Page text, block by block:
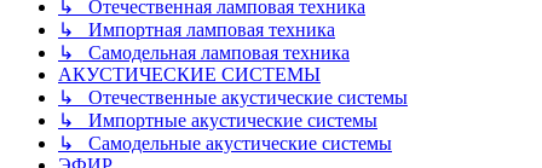
↳ Отечественная ламповая техника
↳ Импортная ламповая техника
↳ Самодельная ламповая техника
АКУСТИЧЕСКИЕ СИСТЕМЫ
↳ Отечественные акустические системы
↳ Импортные акустические системы
↳ Самодельные акустические системы